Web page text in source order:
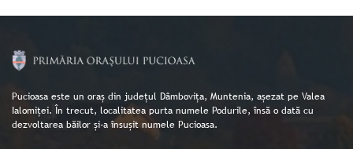
Pucioasa este un oraș din județul Dâmbovița, Muntenia, așezat pe Valea
Ialomiței. În trecut, localitatea purta numele Podurile, însă o dată cu
dezvoltarea băilor și-a însușit numele Pucioasa.